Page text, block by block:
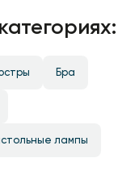
Бра
лампы